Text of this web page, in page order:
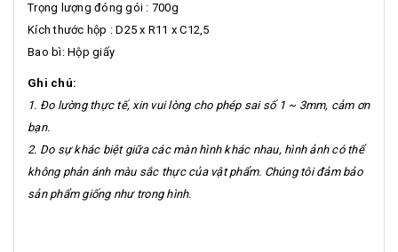
Trọng lượng đóng gói : 700g
Kích thước hộp : D25 x R11 x C12,5
Bao bì: Hộp giấy
Ghi chú:
1. Đo lường thực tế, xin vui lòng cho phép sai số 1 ~ 3mm, cảm ơn
bạn.
2. Do sự khác biệt giữa các màn hình khác nhau, hình ảnh có thể
không phản ánh màu sắc thực của vật phẩm. Chúng tôi đảm bảo
sản phẩm giống như trong hình.